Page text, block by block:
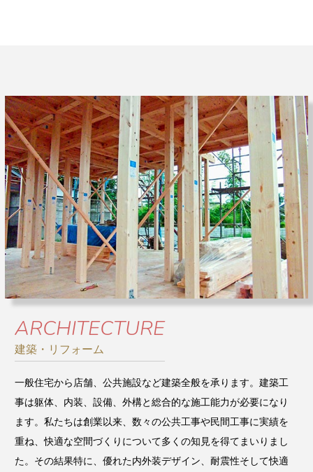
ARCHITECTURE
建築・リフォーム
一般住宅から店舗、公共施設など建築全般を承ります。建築工
事は躯体、内装、設備、外構と総合的な施工能力が必要になり
ます。私たちは創業以来、数々の公共工事や民間工事に実績を
重ね、快適な空間づくりについて多くの知見を得てまいりまし
た。その結果特に、優れた内外装デザイン、耐震性そして快適